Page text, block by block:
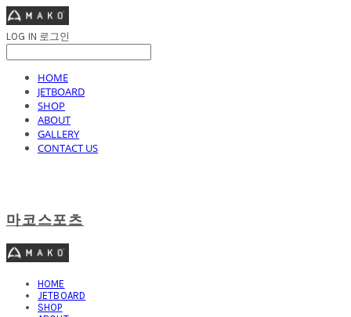
LOG IN 로그인
HOME
JETBOARD
SHOP
ABOUT
GALLERY
CONTACT US
마코스포츠
HOME
JETBOARD
SHOP